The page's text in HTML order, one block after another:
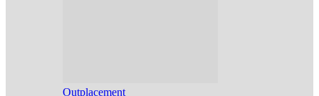
Outplacement